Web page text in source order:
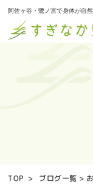
阿佐ヶ谷・鷺ノ宮で身体が自
TOP > ブログ一覧 >